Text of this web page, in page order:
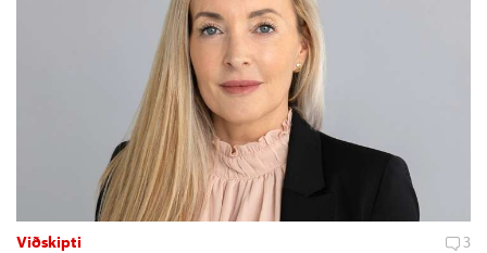
Viðskipti 3